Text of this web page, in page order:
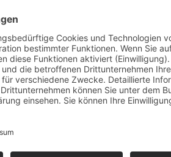
Zeit.
Beschriftungen, Ausbeul- und
unser Angebot durch die
Mehr lesen